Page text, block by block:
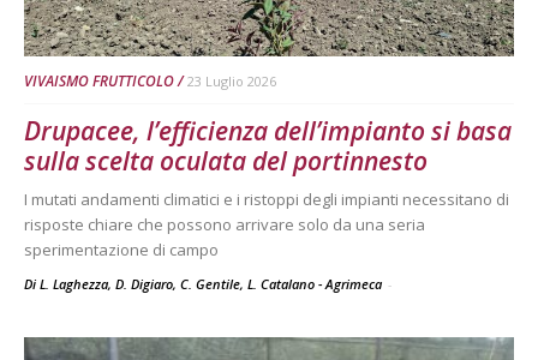
VIVAISMO FRUTTICOLO 23 Luglio 2026
Drupacee, l’efficienza dell’impianto si basa
sulla scelta oculata del portinnesto
I mutati andamenti climatici e i ristoppi degli impianti necessitano di
risposte chiare che possono arrivare solo da una seria
sperimentazione di campo
Di L. Laghezza, D. Digiaro, C. Gentile, L. Catalano - Agrimeca -